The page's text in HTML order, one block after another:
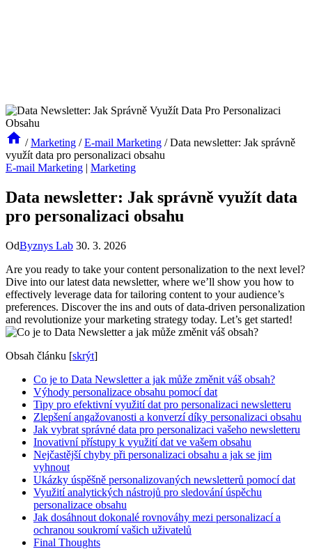
/ Marketing / E-mail Marketing / Data newsletter: Jak správně
využít data pro personalizaci obsahu
E-mail Marketing | Marketing
Data newsletter: Jak správně využít data
pro personalizaci obsahu
OdByznys Lab 30. 3. 2026
Are you ready to take your content personalization to the next level?
Dive into our latest data newsletter, where we’ll show you how to
effectively leverage data for tailoring content to your audience’s
preferences. Discover the ins and outs of data-driven personalization
and revolutionize your marketing strategy today. Let’s get started!
Obsah článku [skrýt]
Co je to Data Newsletter a jak může změnit váš obsah?
Výhody personalizace obsahu pomocí dat
Tipy pro efektivní využití dat pro personalizaci newsletteru
Zlepšení angažovanosti a konverzí díky personalizaci obsahu
Jak vybrat správné data pro personalizaci vašeho newsletteru
Inovativní přístupy k využití dat ve vašem obsahu
Nejčastější chyby při personalizaci obsahu a jak se jim
vyhnout
Ukázky úspěšně personalizovaných newsletterů pomocí dat
Využití analytických nástrojů pro sledování úspěchu
personalizace obsahu
Jak dosáhnout dokonalé rovnováhy mezi personalizací a
ochranou soukromí vašich uživatelů
Final Thoughts